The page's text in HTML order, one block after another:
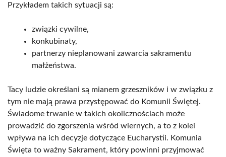
Przykładem takich sytuacji są:
związki cywilne,
konkubinaty,
partnerzy nieplanowani zawarcia sakramentu
małżeństwa.
Tacy ludzie określani są mianem grzeszników i w związku z
tym nie mają prawa przystępować do Komunii Świętej.
Świadome trwanie w takich okolicznościach może
prowadzić do zgorszenia wśród wiernych, a to z kolei
wpływa na ich decyzje dotyczące Eucharystii. Komunia
Święta to ważny Sakrament, który powinni przyjmować